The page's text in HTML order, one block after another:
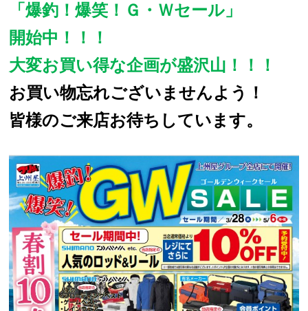
「爆釣！爆笑！Ｇ・Ｗセール」
開始中！！！
大変お買い得な企画が盛沢山！！！
お買い物忘れございませんよう！
皆様のご来店お待ちしています。